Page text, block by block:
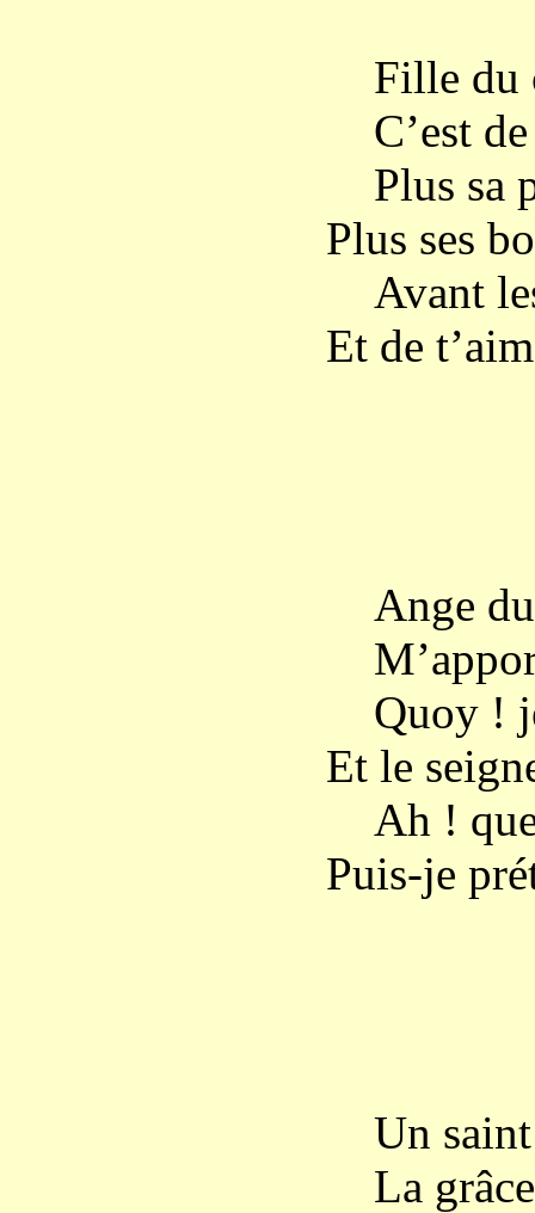
Fille du
C’est
Plus sa
Plus ses
Avant
Et de
Ange du
Quoy !
Et le
Ah !
Puis-je
Un saint
La